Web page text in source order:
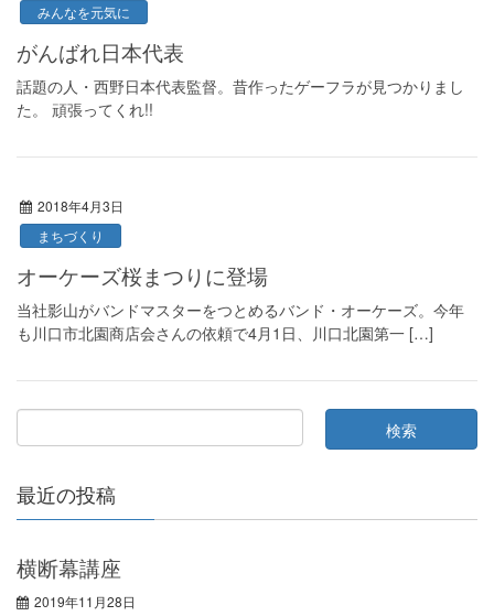
みんなを元気に
がんばれ日本代表
話題の人・西野日本代表監督。昔作ったゲーフラが見つかりまし
た。 頑張ってくれ!!
2018年4月3日
まちづくり
オーケーズ桜まつりに登場
当社影山がバンドマスターをつとめるバンド・オーケーズ。今年
も川口市北園商店会さんの依頼で4月1日、川口北園第一 […]
最近の投稿
横断幕講座
2019年11月28日